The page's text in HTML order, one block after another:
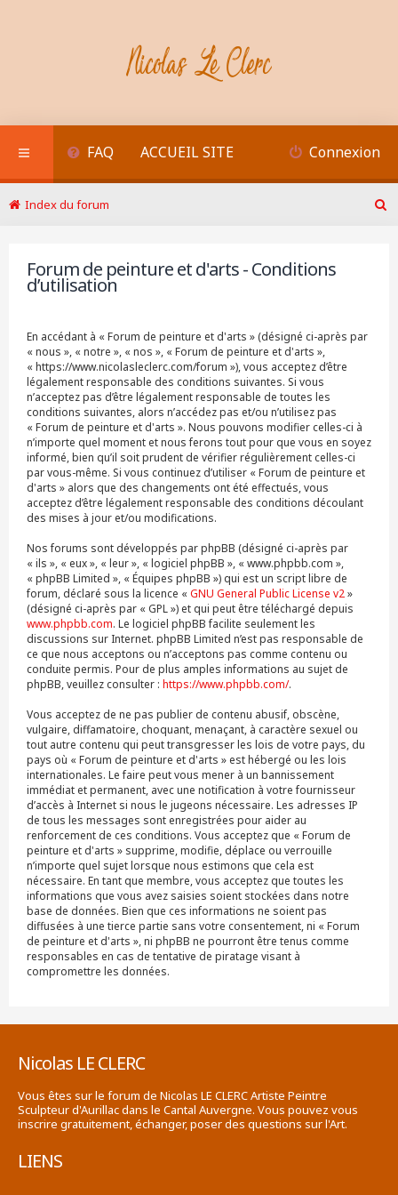
FAQ ACCUEIL SITE Connexion
Index du forum
Forum de peinture et d'arts - Conditions
d’utilisation
En accédant à « Forum de peinture et d'arts » (désigné ci-après par
« nous », « notre », « nos », « Forum de peinture et d'arts »,
« https://www.nicolasleclerc.com/forum »), vous acceptez d’être
légalement responsable des conditions suivantes. Si vous
n’acceptez pas d’être légalement responsable de toutes les
conditions suivantes, alors n’accédez pas et/ou n’utilisez pas
« Forum de peinture et d'arts ». Nous pouvons modifier celles-ci à
n’importe quel moment et nous ferons tout pour que vous en soyez
informé, bien qu’il soit prudent de vérifier régulièrement celles-ci
par vous-même. Si vous continuez d’utiliser « Forum de peinture et
d'arts » alors que des changements ont été effectués, vous
acceptez d’être légalement responsable des conditions découlant
des mises à jour et/ou modifications.
Nos forums sont développés par phpBB (désigné ci-après par
« ils », « eux », « leur », « logiciel phpBB », « www.phpbb.com »,
« phpBB Limited », « Équipes phpBB ») qui est un script libre de
forum, déclaré sous la licence « GNU General Public License v2»
(désigné ci-après par « GPL ») et qui peut être téléchargé depuis
www.phpbb.com. Le logiciel phpBB facilite seulement les
discussions sur Internet. phpBB Limited n’est pas responsable de
ce que nous acceptons ou n’acceptons pas comme contenu ou
conduite permis. Pour de plus amples informations au sujet de
phpBB, veuillez consulter : https://www.phpbb.com/.
Vous acceptez de ne pas publier de contenu abusif, obscène,
vulgaire, diffamatoire, choquant, menaçant, à caractère sexuel ou
tout autre contenu qui peut transgresser les lois de votre pays, du
pays où « Forum de peinture et d'arts » est hébergé ou les lois
internationales. Le faire peut vous mener à un bannissement
immédiat et permanent, avec une notification à votre fournisseur
d’accès à Internet si nous le jugeons nécessaire. Les adresses IP
de tous les messages sont enregistrées pour aider au
renforcement de ces conditions. Vous acceptez que « Forum de
peinture et d'arts » supprime, modifie, déplace ou verrouille
n’importe quel sujet lorsque nous estimons que cela est
nécessaire. En tant que membre, vous acceptez que toutes les
informations que vous avez saisies soient stockées dans notre
base de données. Bien que ces informations ne soient pas
diffusées à une tierce partie sans votre consentement, ni « Forum
de peinture et d'arts », ni phpBB ne pourront être tenus comme
responsables en cas de tentative de piratage visant à
compromettre les données.
Nicolas LE CLERC
Vous êtes sur le forum de Nicolas LE CLERC Artiste Peintre
Sculpteur d'Aurillac dans le Cantal Auvergne. Vous pouvez vous
inscrire gratuitement, échanger, poser des questions sur l'Art.
LIENS